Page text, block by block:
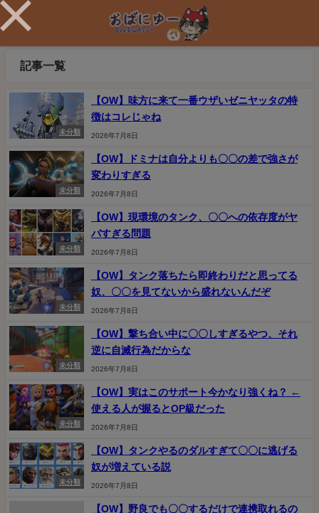
記事一覧
未分類
【OW】味方に来て一番ウザいゼニヤッタの特
徴はコレじゃね
2026年7月8日
未分類
【OW】ドミナは自分よりも〇〇の差で強さが
変わりすぎる
2026年7月8日
未分類
【OW】現環境のタンク、〇〇への依存度がヤ
バすぎる問題
2026年7月8日
未分類
【OW】タンク落ちたら即終わりだと思ってる
奴、〇〇を見てないから盛れないんだぞ
2026年7月8日
未分類
【OW】撃ち合い中に〇〇しすぎるやつ、それ
逆に自滅行為だからな
2026年7月8日
未分類
【OW】実はこのサポート今かなり強くね？ ←
使える人が握るとOP級だった
2026年7月8日
未分類
【OW】タンクやるのダルすぎて〇〇に逃げる
奴が増えている説
2026年7月8日
【OW】野良でも〇〇するだけで連携取れるの